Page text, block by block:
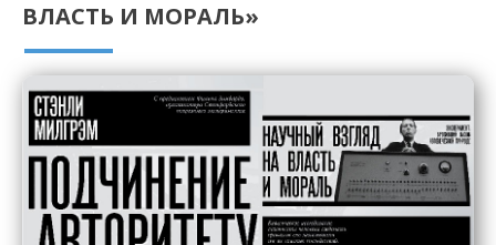
ВЛАСТЬ И МОРАЛЬ»